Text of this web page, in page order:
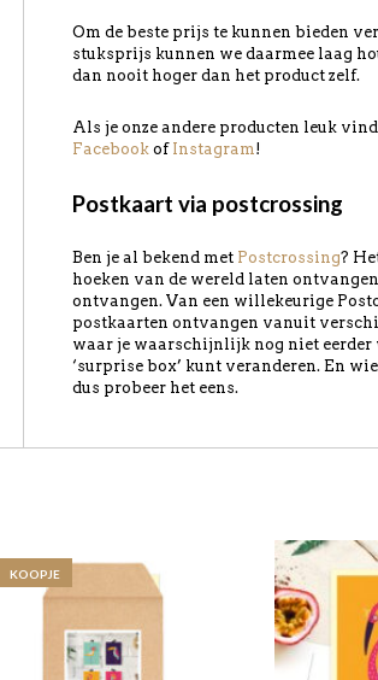
Om de beste prijs te kunnen bieden
stuksprijs kunnen we daarmee laag
dan nooit hoger dan het product zelf.
Als je onze andere producten leuk
Facebook of Instagram!
Postkaart via postcrossing
Ben je al bekend met Postcrossing?
hoeken van de wereld laten
ontvangen. Van een willekeurige
postkaarten ontvangen vanuit
waar je waarschijnlijk nog niet eerder
‘surprise box’ kunt veranderen. En
dus probeer het eens.
KOOPJE